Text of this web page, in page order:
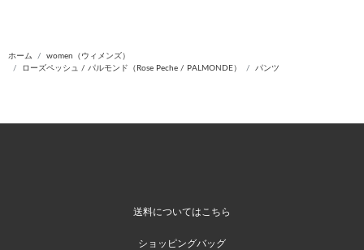
ホーム
women（ウィメンズ）
ローズペッシュ / パルモンド（Rose Peche / PALMONDE）
パンツ
送料についてはこちら
ショッピングバッグ